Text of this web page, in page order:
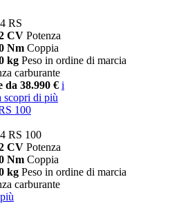
RS
CV Potenza
Nm Coppia
kg Peso in ordine di marcia
carburante
da 38.990 € i
scopri di più
100
RS 100
CV Potenza
Nm Coppia
kg Peso in ordine di marcia
carburante